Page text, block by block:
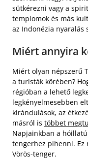
sütkérezni vagy a
templomok és más
az Indonézia
Miért annyira
Miért olyan népszerű
a turisták körében?
régióban a lehető
legkényelmesebben
kirándulások, az
másról is többet
Napjainkban a
tengerhez pihenni. Ez
Vörös-tenger.